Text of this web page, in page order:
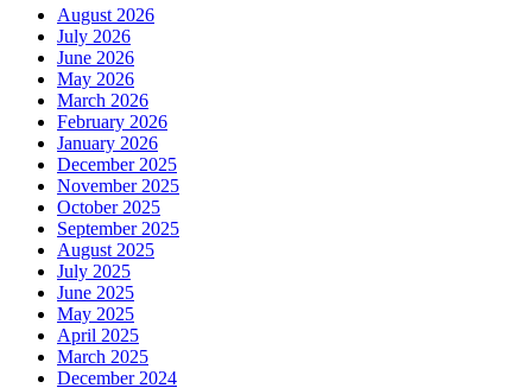
August 2026
July 2026
June 2026
May 2026
March 2026
February 2026
January 2026
December 2025
November 2025
October 2025
September 2025
August 2025
July 2025
June 2025
May 2025
April 2025
March 2025
December 2024